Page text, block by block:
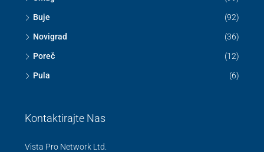
Buje (92)
Novigrad (36)
Poreč (12)
Pula (6)
Kontaktirajte Nas
Vista Pro Network Ltd.